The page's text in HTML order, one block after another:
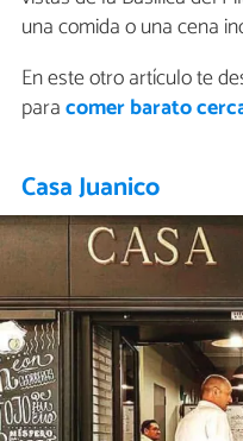
una comida o una cena
En este otro artículo te
paracomer barato
Casa Juanico